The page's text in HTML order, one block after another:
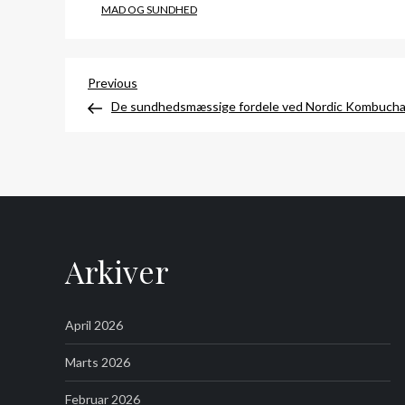
MAD OG SUNDHED
Indlægsnavigation
Previous
Post
Previous
De sundhedsmæssige fordele ved Nordic Kombucha
Arkiver
April 2026
Marts 2026
Februar 2026